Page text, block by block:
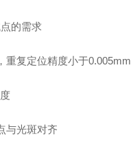
的需求
重复定位精度小于0.005mm
与光斑对齐